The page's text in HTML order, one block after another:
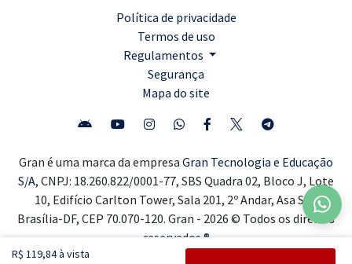
R$ 119,84 à vista
Política de privacidade
Termos de uso
Regulamentos
Segurança
Mapa do site
Gran é uma marca da empresa Gran Tecnologia e Educação
S/A, CNPJ: 18.260.822/0001-77, SBS Quadra 02, Bloco J, Lote
10, Edifício Carlton Tower, Sala 201, 2º Andar, Asa Sul,
Brasília-DF, CEP 70.070-120. Gran - 2026 © Todos os direitos
reservados ®